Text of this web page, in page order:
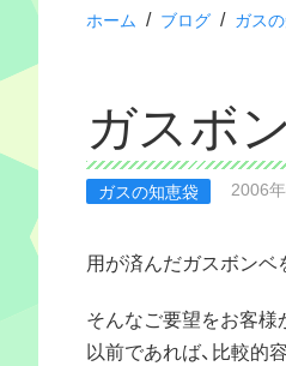
ホーム / ブログ / ガス
ガスボ
ガスの知恵袋 2006年
用が済んだガスボンベ
そんなご要望をお客様
以前であれば、比較的